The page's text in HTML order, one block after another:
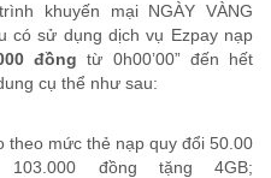
khuyến mại NGÀY VÀNG
có sử dụng dịch vụ Ezpay nạp
đồngtừ 0h00’00” đến hết
cụ thể như sau:
theo mức thẻ nạp quy đổi 50.00
đồng tặng 4GB;